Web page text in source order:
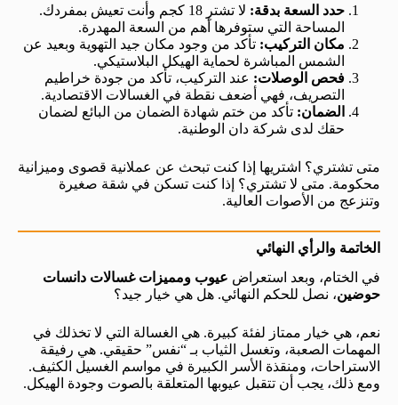
حدد السعة بدقة:
لا تشترِ 18 كجم وأنت تعيش بمفردك.
المساحة التي ستوفرها أهم من السعة المهدرة.
مكان التركيب: تأكد من وجود مكان جيد التهوية وبعيد عن
الشمس المباشرة لحماية الهيكل البلاستيكي.
فحص الوصلات: عند التركيب، تأكد من جودة خراطيم
التصريف، فهي أضعف نقطة في الغسالات الاقتصادية.
الضمان: تأكد من ختم شهادة الضمان من البائع لضمان
حقك لدى شركة دان الوطنية.
متى تشتري؟ اشتريها إذا كنت تبحث عن عملانية قصوى وميزانية
محكومة. متى لا تشتري؟ إذا كنت تسكن في شقة صغيرة
وتنزعج من الأصوات العالية.
الخاتمة والرأي النهائي
في الختام، وبعد استعراض عيوب ومميزات غسالات دانسات
حوضين، نصل للحكم النهائي. هل هي خيار جيد؟
نعم، هي خيار ممتاز لفئة كبيرة. هي الغسالة التي لا تخذلك في
المهمات الصعبة، وتغسل الثياب بـ “نفس” حقيقي. هي رفيقة
الاستراحات، ومنقذة الأسر الكبيرة في مواسم الغسيل الكثيف.
ومع ذلك، يجب أن تتقبل عيوبها المتعلقة بالصوت وجودة الهيكل.